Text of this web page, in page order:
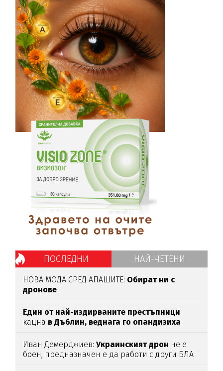
ПОСЛЕДНИ НАЙ-ЧЕТЕНИ
НОВА МОДА СРЕД АПАШИТЕ: Обират ни с
дронове
Един от най-издирваните престъпници
кацна в Дъблин, веднага го опандизиха
Иван Демерджиев:Украинският дрон не е
боен, предназначен е да работи с други БЛА